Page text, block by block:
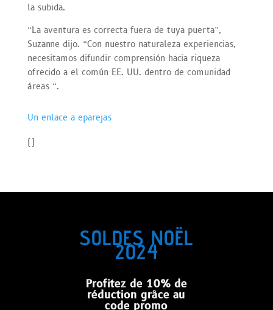
la subida.
“La aventura es correcta fuera de tuya puerta”,
Suzanne dijo. “Con nuestro naturaleza experiencias,
necesitamos difundir comprensión hacia riqueza
ofrecido a el común EE. UU. dentro de comunidad
áreas “.
Un enlace a eparejas
()
SOLDES NOËL
2024
Profitez de 10% de
réduction grâce au
code promo